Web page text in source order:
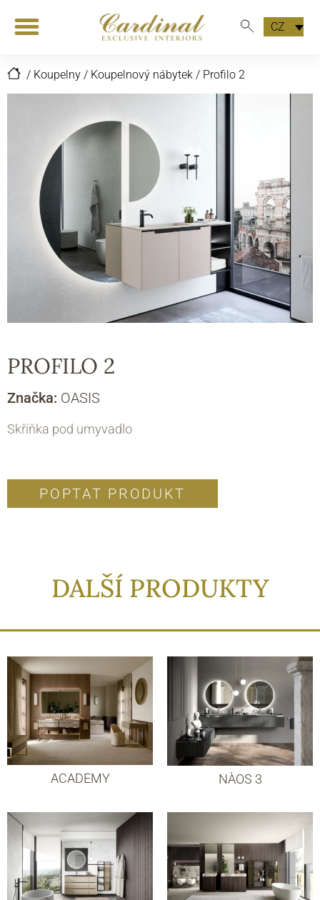
CZ
/ Koupelny / Koupelnový nábytek / Profilo 2
PROFILO 2
Značka: OASIS
Skříňka pod umyvadlo
POPTAT PRODUKT
DALŠÍ PRODUKTY
ACADEMY NÀOS 3